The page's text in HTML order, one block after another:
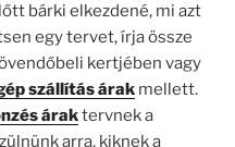
bárki elkezdené, mi azt
egy tervet, írja össze
kertjében vagy
szállítás árakmellett.
áraktervnek a
arra, kiknek a